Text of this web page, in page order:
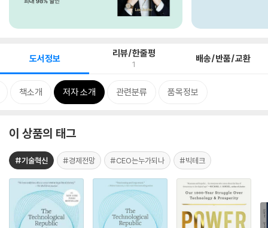
도서정보 리뷰/한줄평
1 배송/반품/교환
책소개 저자 소개 관련분류 품목정보
이 상품의 태그
#기술혁신 #경제전망 #CEO는누가되나 #빅테크